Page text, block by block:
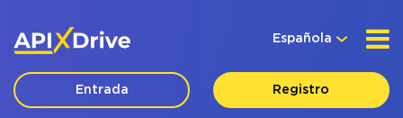
Española
Entrada Registro